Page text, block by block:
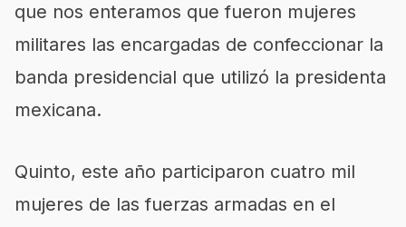
que nos enteramos que fueron mujeres
militares las encargadas de confeccionar la
banda presidencial que utilizó la presidenta
mexicana.
Quinto, este año participaron cuatro mil
mujeres de las fuerzas armadas en el